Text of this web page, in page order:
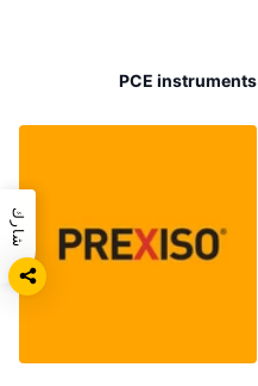
PCE instruments
شارك